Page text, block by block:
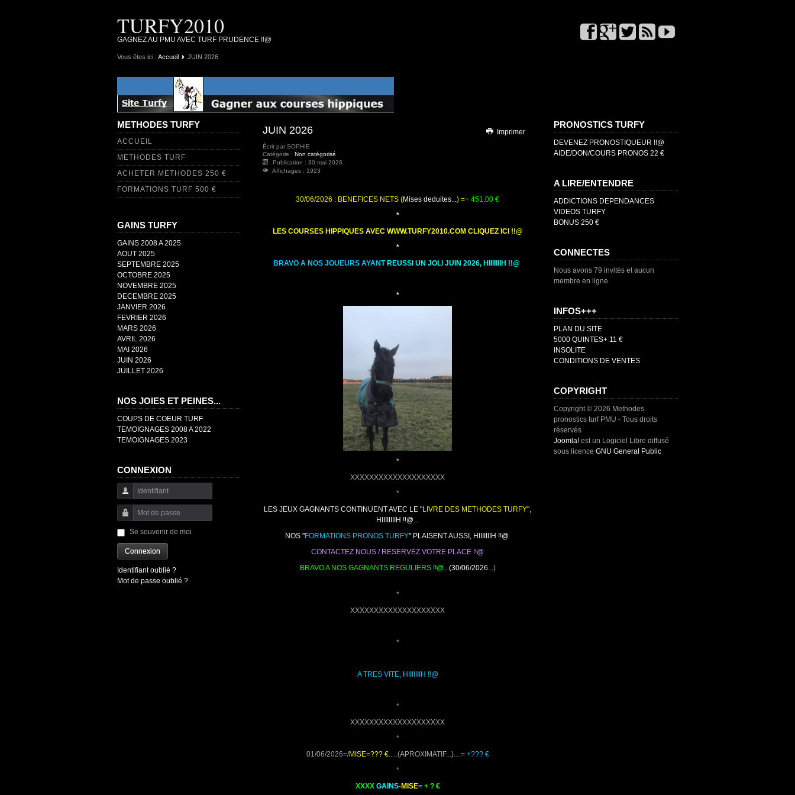
TURFY2010
GAGNEZ AU PMU AVEC TURF PRUDENCE !!@
Vous êtes ici : Accueil JUIN 2026
METHODES TURFY
ACCUEIL
METHODES TURF
ACHETER METHODES 250 €
FORMATIONS TURF 500 €
GAINS TURFY
GAINS 2008 A 2025
AOUT 2025
SEPTEMBRE 2025
OCTOBRE 2025
NOVEMBRE 2025
DECEMBRE 2025
JANVIER 2026
FEVRIER 2026
MARS 2026
AVRIL 2026
MAI 2026
JUIN 2026
JUILLET 2026
NOS JOIES ET PEINES...
COUPS DE COEUR TURF
TEMOIGNAGES 2008 A 2022
TEMOIGNAGES 2023
CONNEXION
Identifiant
Mot de passe
Se souvenir de moi
Connexion
Identifiant oublié ?
Mot de passe oublié ?
Imprimer
JUIN 2026
Écrit par SOPHIE
Catégorie : Non catégorisé
Publication : 30 mai 2026
Affichages : 1923
30/06/2026 : BENEFICES NETS (Mises deduites...) =+ 451.00 €
*
LES COURSES HIPPIQUES AVEC WWW.TURFY2010.COM CLIQUEZ ICI !!@
*
BRAVO A NOS JOUEURS AYANT REUSSI UN JOLI JUIN 2026, HIIIIIIIH !!@
*
*
XXXXXXXXXXXXXXXXXXXX
*
LES JEUX GAGNANTS CONTINUENT AVEC LE "LIVRE DES METHODES TURFY",
HIIIIIIIIH !!@...
NOS "FORMATIONS PRONOS TURFY" PLAISENT AUSSI, HIIIIIIIH !!@
CONTACTEZ NOUS / RESERVEZ VOTRE PLACE !!@
BRAVO A NOS GAGNANTS REGULIERS !!@...(30/06/2026...)
*
XXXXXXXXXXXXXXXXXXXX
*
A TRES VITE, HIIIIIIIH !!@
*
XXXXXXXXXXXXXXXXXXXX
*
01/06/2026=/MISE=??? €.....(APROXIMATIF...)....= +??? €
*
XXXX GAINS-MISE= + ? €
PRONOSTICS TURFY
DEVENEZ PRONOSTIQUEUR !!@
AIDE/DON/COURS PRONOS 22 €
A LIRE/ENTENDRE
ADDICTIONS DEPENDANCES
VIDEOS TURFY
BONUS 250 €
CONNECTES
Nous avons 79 invités et aucun
membre en ligne
INFOS+++
PLAN DU SITE
5000 QUINTES+ 11 €
INSOLITE
CONDITIONS DE VENTES
COPYRIGHT
Copyright © 2026 Methodes
pronostics turf PMU - Tous droits
réservés
Joomla! est un Logiciel Libre diffusé
sous licence GNU General Public